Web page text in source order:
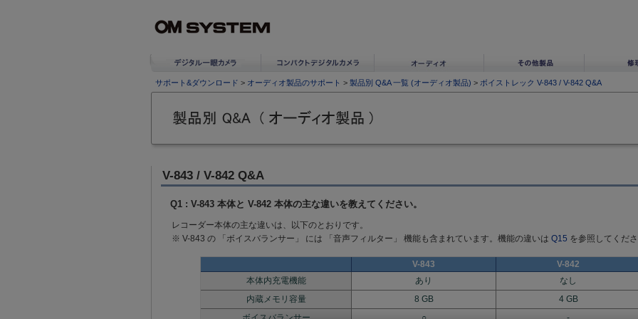
サポート&ダウンロード > オーディオ製品のサポート > 製品別 Q&A 一覧 (オーディオ製品) > ボイストレック V-843 / V-842 Q&A
V-843 / V-842 Q&A
Q1 : V-843 本体と V-842 本体の主な違いを教えてください。
レコーダー本体の主な違いは、以下のとおりです。
※ V-843 の 「ボイスバランサー」 には 「音声フィルター」 機能も含まれています。機能の違いは Q15 を参照してくだ
V-843
V-842
本体内充電機能
あり
なし
内蔵メモリ容量
8 GB
4 GB